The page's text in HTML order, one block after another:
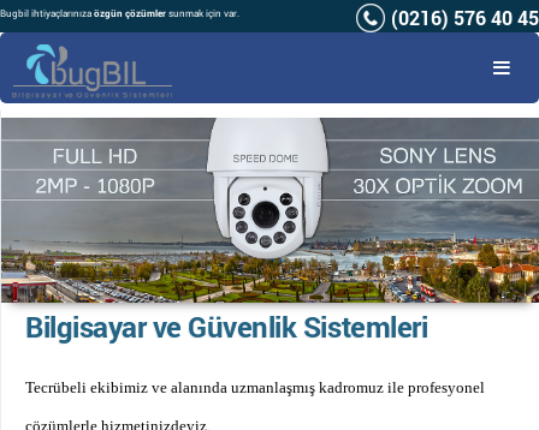
Bugbil ihtiyaçlarınıza özgün çözümler sunmak için var. (0216) 576 40 45
Bilgisayar ve Güvenlik Sistemleri
Tecrübeli ekibimiz ve alanında uzmanlaşmış kadromuz ile profesyonel
çözümlerle hizmetinizdeyiz.